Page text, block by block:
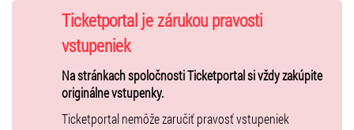
vystúpia na EĽRO folklórne súbory Lúčnica, Magurák, Orgonina,
Poničan ale aj Kollárovci alebo herci z divadla J. Záborského
s legendárnymi piesňami z muzikálu Na skle maľované. V rámci
večerného programu sa predstavia známe slovenské a české kapely
a interpreti – Štefan Štec a Fajta, Sima, Billy Barman a dievčatá zo
SĽUKU, The Backwards, Monika Bagárova , Monika Bagárova s RnB
BAND, NO NAME a DJ EKG. Deti sa budú môcť tešiť na PACI PAC,
Ticketportal je zárukou pravosti
vstupeniek
Na stránkach spoločnosti Ticketportal si vždy zakúpite
originálne vstupenky.
Ticketportal nemôže zaručiť pravosť vstupeniek